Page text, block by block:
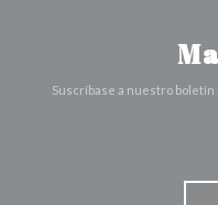
Suscríbase a nuestro